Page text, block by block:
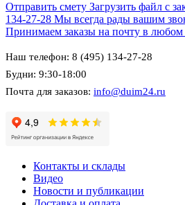
Отправить смету Загрузить файл с
134-27-28 Мы всегда рады вашим
Принимаем заказы на почту в любом
Наш телефон: 8 (495) 134-27-28
Будни: 9:30-18:00
Почта для заказов: info@duim24.ru
Контакты и склады
Видео
Новости и публикации